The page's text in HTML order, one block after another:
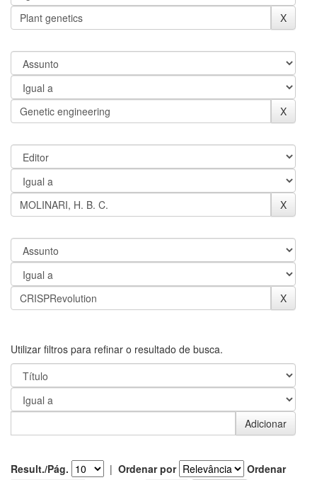
Utilizar filtros para refinar o resultado de busca.
Result./Pág. | Ordenar por
Ordenar